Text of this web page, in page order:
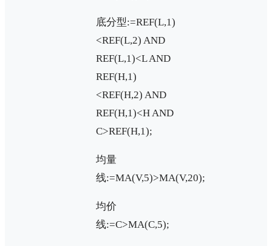
底分型:=REF(L,1)
<REF(L,2) AND
REF(L,1)<L AND
REF(H,1)
<REF(H,2) AND
REF(H,1)<H AND
C>REF(H,1);
均量
线:=MA(V,5)>MA(V,20);
均价
线:=C>MA(C,5);